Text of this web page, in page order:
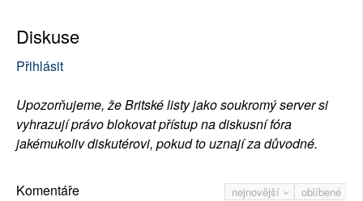
Diskuse
Přihlásit
Upozorňujeme, že Britské listy jako soukromý server si
vyhrazují právo blokovat přístup na diskusní fóra
jakémukoliv diskutérovi, pokud to uznají za důvodné.
nejnovější oblíbené
Komentáře